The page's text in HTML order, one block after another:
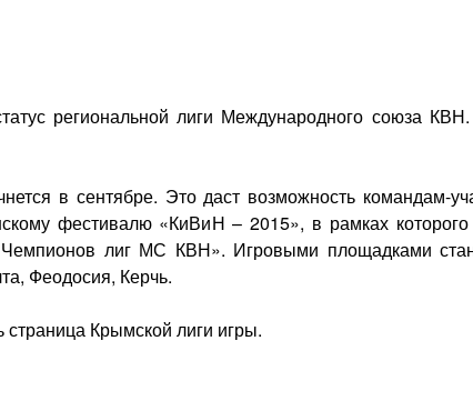
региональной лиги Международного союза
в сентябре. Это даст возможность командам-
фестивалю «КиВиН – 2015», в рамках
лиг МС КВН». Игровыми площадками
Феодосия, Керчь.
Крымской лиги игры.